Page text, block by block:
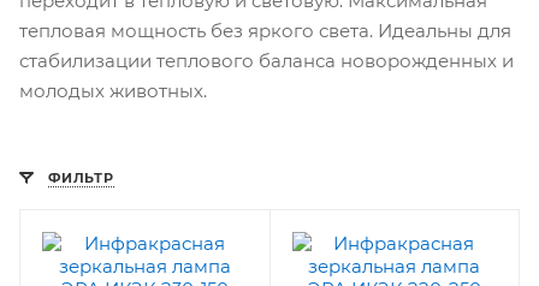
тепловая мощность без яркого света. Идеальны для
стабилизации теплового баланса новорожденных и
молодых животных.
ФИЛЬТР